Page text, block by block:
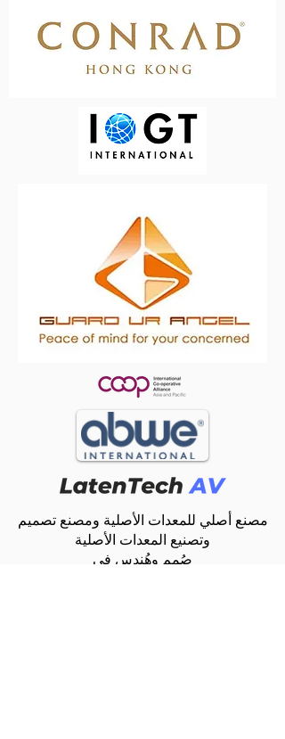
مصنع أصلي للمعدات الأصلية ومصنع تصميم
وتصنيع المعدات الأصلية
صُمم وهُندس في